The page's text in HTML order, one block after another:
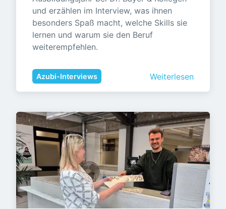
und erzählen im Interview, was ihnen
besonders Spaß macht, welche Skills sie
lernen und warum sie den Beruf
weiterempfehlen.
Azubi-Interviews Weiterlesen